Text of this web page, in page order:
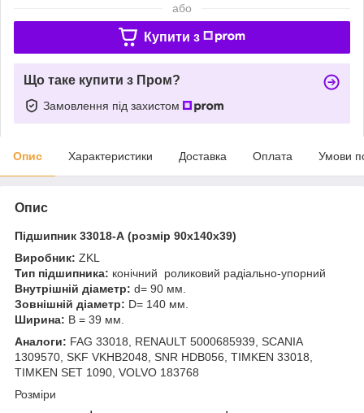
або
Купити з
Що таке купити з Пром?
Замовлення під захистом
Опис Характеристики Доставка Оплата Умови
Опис
Підшипник 33018-А (розмір 90x140x39)
Виробник: ZKL
Тип підшипника: конічний роликовий радіально-упорний
Внутрішній діаметр: d= 90 мм.
Зовнішній діаметр: D= 140 мм.
Ширина: B = 39 мм.
Аналоги: FAG 33018, RENAULT 5000685939, SCANIA
1309570, SKF VKHB2048, SNR HDB056, TIMKEN 33018,
TIMKEN SET 1090, VOLVO 183768
Розміри